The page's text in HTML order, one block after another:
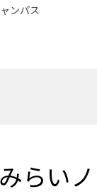
ンパス
らいノ